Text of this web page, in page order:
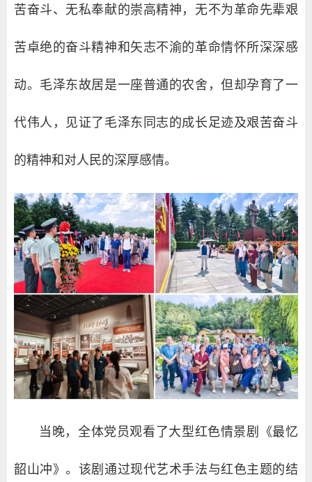
苦奋斗、无私奉献的崇高精神，无不为革命先辈艰
苦卓绝的奋斗精神和矢志不渝的革命情怀所深深感
动。毛泽东故居是一座普通的农舍，但却孕育了一
代伟人，见证了毛泽东同志的成长足迹及艰苦奋斗
的精神和对人民的深厚感情。
当晚，全体党员观看了大型红色情景剧《最忆
韶山冲》。该剧通过现代艺术手法与红色主题的结